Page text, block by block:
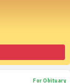
For Obituary